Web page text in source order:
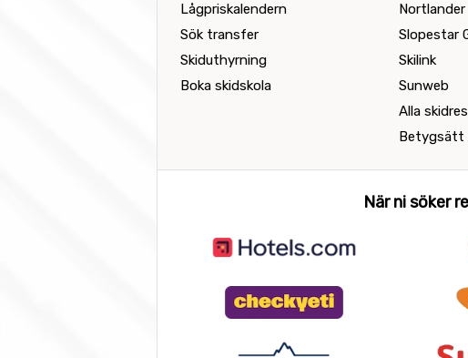
Lågpriskalendern
Sök transfer
Skiduthyrning
Boka skidskola
Nortlander
Slopestar
Skilink
Sunweb
Alla
Betygsätt
När ni söker